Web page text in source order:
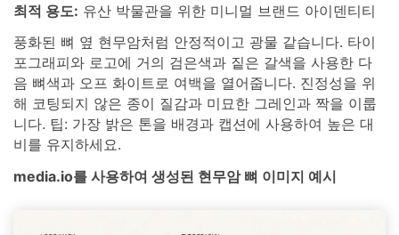
최적 용도: 유산 박물관을 위한 미니멀 브랜드 아이덴티티
풍화된 뼈 옆 현무암처럼 안정적이고 광물 같습니다. 타이
포그래피와 로고에 거의 검은색과 짙은 갈색을 사용한 다
음 뼈색과 오프 화이트로 여백을 열어줍니다. 진정성을 위
해 코팅되지 않은 종이 질감과 미묘한 그레인과 짝을 이룹
니다. 팁: 가장 밝은 톤을 배경과 캡션에 사용하여 높은 대
비를 유지하세요.
media.io를 사용하여 생성된 현무암 뼈 이미지 예시